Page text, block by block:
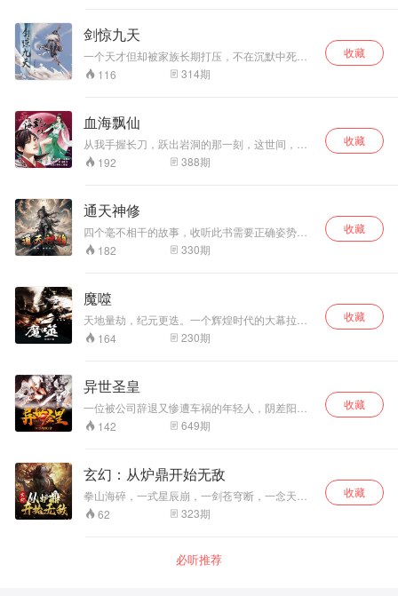
剑惊九天
一个天才但却被家族长期打压，不在沉默中死
亡，就在沉默中爆发。 宝剑出鞘之日，且看我如
何剑惊九天！
116 314期
收藏
血海飘仙
从我手握长刀，跃出岩洞的那一刻，这世间，就
再也无人能挡住我争仙的脚步。 作者:白马银刀
播者:南楚、帝繁音
192 388期
收藏
通天神修
四个毫不相干的故事，收听此书需要正确姿势
ψ(｀∇´)ψ
182 330期
收藏
魔噬
天地量劫，纪元更迭。一个辉煌时代的大幕拉开
了 仙、魔、佛、妖、儒、鬼……百道争鸣，万族
争雄。绝世天才、逆天妖孽、大能转世，在这个
为这个时代的王者？ 神秘黑主……逆天功法……
仙君转世……绝魔罗磐苍天“谁能挡我？” 作者:沐
陽 播者:短剑
164 230期
收藏
异世圣皇
一位被公司辞退又惨遭车祸的年轻人，阴差阳错
被神界落难器神和丹神传送到神魔大陆，坎坷多
灾的命运让吴天得到两位大神的全部传承，从此
久回荡在心间。 为了回到地球，神挡杀神，魔挡
杀魔，纵然万劫不复也不会放弃。 为了更高的理
想，冲破无数束缚，傲然于天地之间！
142 649期
收藏
玄幻：从炉鼎开始无敌
拳山海碎，一式星辰崩，一剑苍穹断，一念天地
生。万族远古想我尸首残碎，我一拳开天而出。
千万天骄欲踏我登仙，我一剑横空斩之。 天地不
62 323期
收藏
必听推荐